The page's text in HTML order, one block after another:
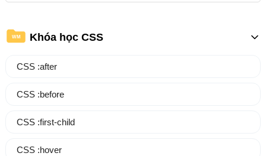
WM Khóa học CSS
CSS :after
CSS :before
CSS :first-child
CSS :hover